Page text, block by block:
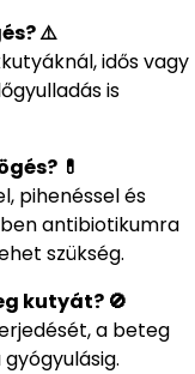
⚠️
idős vagy
is
💊
pihenéssel és
antibiotikumra
szükség.
kutyát? 🚫
a beteg